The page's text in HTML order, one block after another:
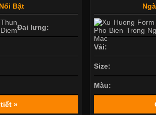
Bật
Đai lưng:
»
Vải:
Size:
Màu: